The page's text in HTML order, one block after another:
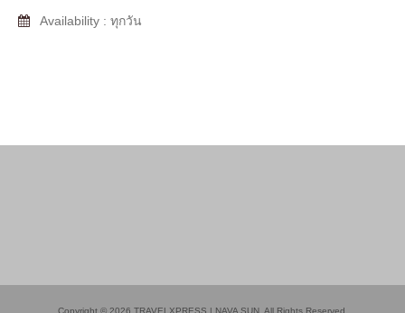
Availability : ทุกวัน
Copyright © 2026 TRAVELXPRESS | NAVA SUN. All Rights Reserved.